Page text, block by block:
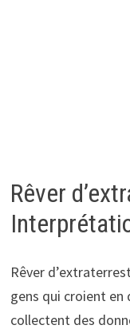
Rêver
Rêver
gens qui croient
collectent des